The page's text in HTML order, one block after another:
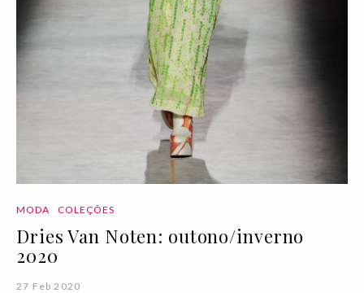
MODA COLEÇÕES
Dries Van Noten: outono/inverno
2020
27 Feb 2020